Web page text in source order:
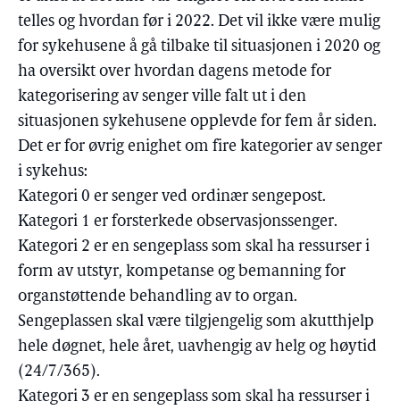
telles og hvordan før i 2022. Det vil ikke være mulig
for sykehusene å gå tilbake til situasjonen i 2020 og
ha oversikt over hvordan dagens metode for
kategorisering av senger ville falt ut i den
situasjonen sykehusene opplevde for fem år siden.
Det er for øvrig enighet om fire kategorier av senger
i sykehus:
Kategori 0 er senger ved ordinær sengepost.
Kategori 1 er forsterkede observasjonssenger.
Kategori 2 er en sengeplass som skal ha ressurser i
form av utstyr, kompetanse og bemanning for
organstøttende behandling av to organ.
Sengeplassen skal være tilgjengelig som akutthjelp
hele døgnet, hele året, uavhengig av helg og høytid
(24/7/365).
Kategori 3 er en sengeplass som skal ha ressurser i